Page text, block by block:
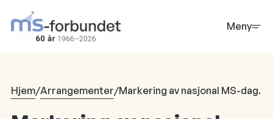
hovedinnhold
Meny
Hjem/Arrangementer/Markering av nasjonal MS-dag.